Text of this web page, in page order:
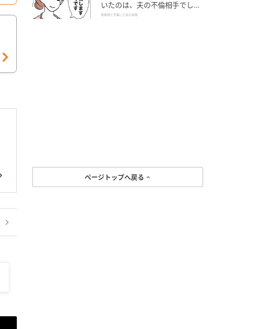
いたのは、夫の不倫相手でし
た。
助産師と不倫した夫の末路
ページトップへ戻る